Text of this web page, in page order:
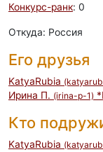
Конкурс-ранк: 0
Откуда: Россия
Его друзья
KatyaRubia
Ирина П. (irina-p-1)
Кто
KatyaRubia